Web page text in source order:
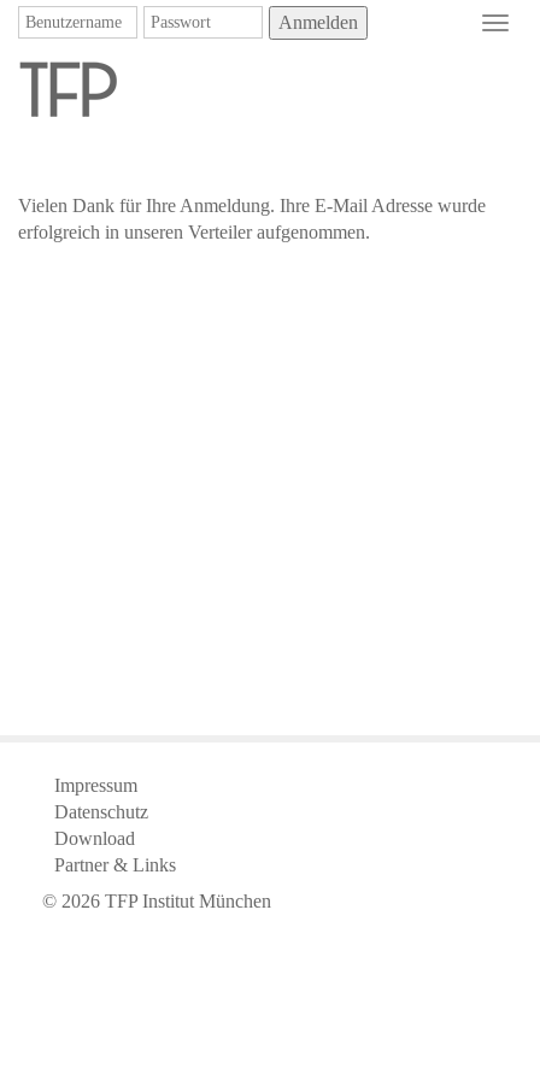
Anmelden
Vielen Dank für Ihre Anmeldung. Ihre E-Mail Adresse wurde
erfolgreich in unseren Verteiler aufgenommen.
© 2026 TFP Institut München
Impressum
Datenschutz
Download
Partner & Links